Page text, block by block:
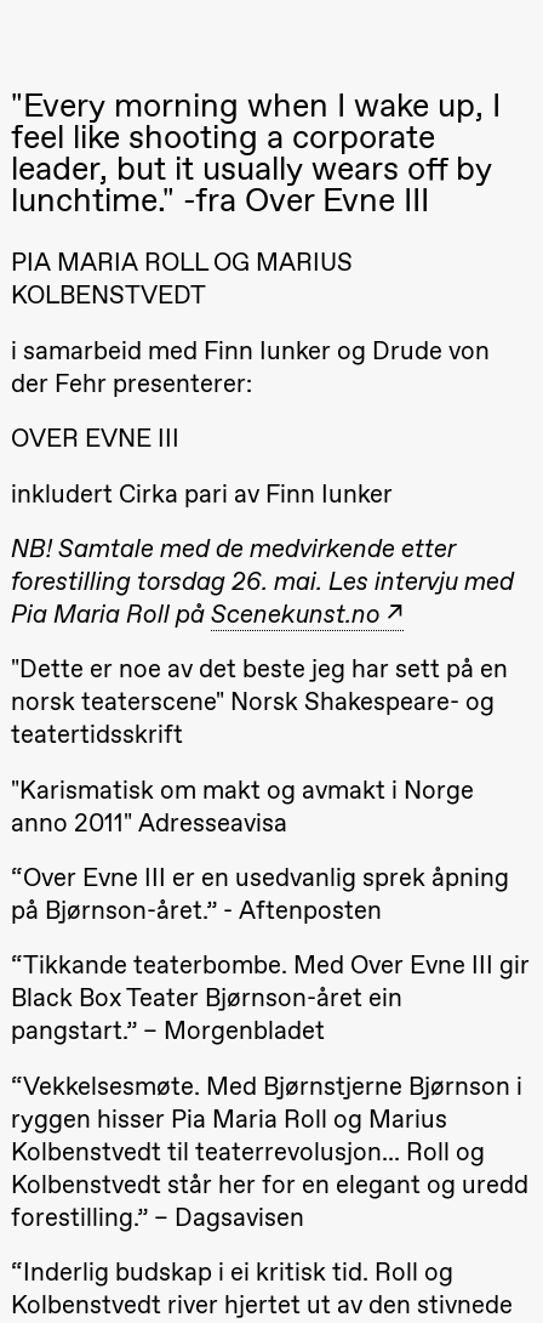
Mohamed
Mohamed
Male
Fantasies
Lille scene
(Black Box
teater)
Torsdag 27. august
19.00
Pia Maria
Mohamed
Mohamed
Male
Fantasies
(Black Box
teater)
Fredag 28. august
19.00
Pia Maria
Roll og
Mohamed
Mohamed
Male
(Black Box
teater)
21.00
Boglárka
Börcsök &
SUBJOYRIDE
Store scene
(Black Box
Lørdag 29. august
Roll og
Mohamed
Male
Fantasies
(Black Box
teater)
21.00
Boglárka
Börcsök &
Andreas
Bolm
SUBJOYRIDE
Store scene
Lørdag 12. september
20.–29. august 2026
28.–29.
"Every morning when I wake up, I
feel like shooting a corporate
leader, but it usually wears off by
lunchtime." -fra Over Evne III
PIA MARIA ROLL OG MARIUS
KOLBENSTVEDT
i samarbeid med Finn Iunker og Drude von
der Fehr presenterer:
OVER EVNE III
inkludert Cirka pari av Finn Iunker
NB! Samtale med de medvirkende etter
forestilling torsdag 26. mai. Les intervju med
Pia Maria Roll påScenekunst.no
"Dette er noe av det beste jeg har sett på en
norsk teaterscene" Norsk Shakespeare- og
teatertidsskrift
"Karismatisk om makt og avmakt i Norge
anno 2011" Adresseavisa
“Over Evne III er en usedvanlig sprek åpning
på Bjørnson-året.” - Aftenposten
“Tikkande teaterbombe. Med Over Evne III gir
Black Box Teater Bjørnson-året ein
pangstart.” – Morgenbladet
“Vekkelsesmøte. Med Bjørnstjerne Bjørnson i
ryggen hisser Pia Maria Roll og Marius
Kolbenstvedt til teaterrevolusjon... Roll og
Kolbenstvedt står her for en elegant og uredd
forestilling.” – Dagsavisen
“Inderlig budskap i ei kritisk tid. Roll og
Kolbenstvedt river hjertet ut av den stivnede